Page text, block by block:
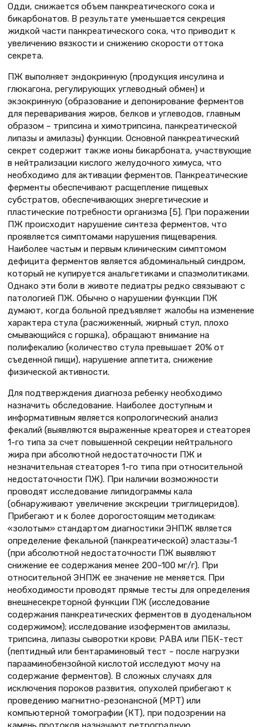
Одди, снижается объем панкреатического сока и
бикарбонатов. В результате уменьшается секреция
жидкой части панкреатического сока, что приводит к
увеличению вязкости и снижению скорости оттока
секрета.
ПЖ выполняет эндокринную (продукция инсулина и
глюкагона, регулирующих углеводный обмен) и
экзокринную (образование и депонирование ферментов
для переваривания жиров, белков и углеводов, главным
образом – трипсина и химотрипсина, панкреатической
липазы и амилазы) функции. Основной панкреатический
секрет содержит также ионы бикарбоната, участвующие
в нейтрализации кислого желудочного химуса, что
необходимо для активации ферментов. Панкреатические
ферменты обеспечивают расщепление пищевых
субстратов, обеспечивающих энергетические и
пластические потребности организма [5]. При поражении
ПЖ происходит нарушение синтеза ферментов, что
проявляется симптомами нарушения пищеварения.
Наиболее частым и первым клиническим симптомом
дефицита ферментов является абдоминальный синдром,
который не купируется анальгетиками и спазмолитиками.
Однако эти боли в животе педиатры редко связывают с
патологией ПЖ. Обычно о нарушении функции ПЖ
думают, когда больной предъявляет жалобы на изменение
характера стула (расжиженный, жирный стул, плохо
смывающийся с горшка), обращают внимание на
полифекалию (количество стула превышает 20% от
съеденной пищи), нарушение аппетита, снижение
физической активности.
Для подтверждения диагноза ребенку необходимо
назначить обследование. Наиболее доступным и
информативным является копрологический анализ
фекалий (выявляются выраженные креаторея и стеаторея
1-го типа за счет повышенной секреции нейтрального
жира при абсолютной недостаточности ПЖ и
незначительная стеаторея 1-го типа при относительной
недостаточности ПЖ). При наличии возможности
проводят исследование липидограммы кала
(обнаруживают увеличение экскреции триглицеридов).
Прибегают и к более дорогостоящим методикам:
«золотым» стандартом диагностики ЭНПЖ является
определение фекальной (панкреатической) эластазы-1
(при абсолютной недостаточности ПЖ выявляют
снижение ее содержания менее 200–100 мг/г). При
относительной ЭНПЖ ее значение не меняется. При
необходимости проводят прямые тесты для определения
внешнесекреторной функции ПЖ (исследование
содержания панкреатических ферментов в дуоденальном
содержимом); исследование изоферментов амилазы,
трипсина, липазы сыворотки крови; РАВА или ПБК-тест
(пептидный или бентараминовый тест – после нагрузки
парааминобензойной кислотой исследуют мочу на
содержание ферментов). В сложных случаях для
исключения пороков развития, опухолей прибегают к
проведению магнитно-резонансной (МРТ) или
компьютерной томографии (КТ), при подозрении на